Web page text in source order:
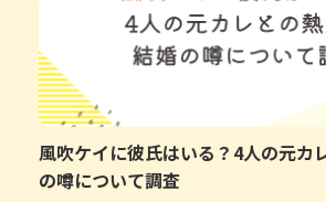
風吹ケイに彼氏はいる？4人の元カ
の噂について調査